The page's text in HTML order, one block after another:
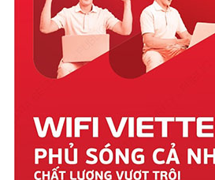
Sơn La
Tây Ninh
Thái Bình
Thái Nguyên
Thừa Thiên Huế
Tiền Giang
Trà Vinh
Tuyên Quang